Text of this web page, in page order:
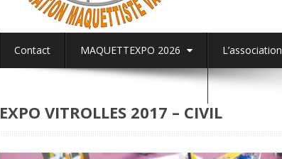
Contact MAQUETTEXPO 2026 L’association
EXPO VITROLLES 2017 – CIVIL